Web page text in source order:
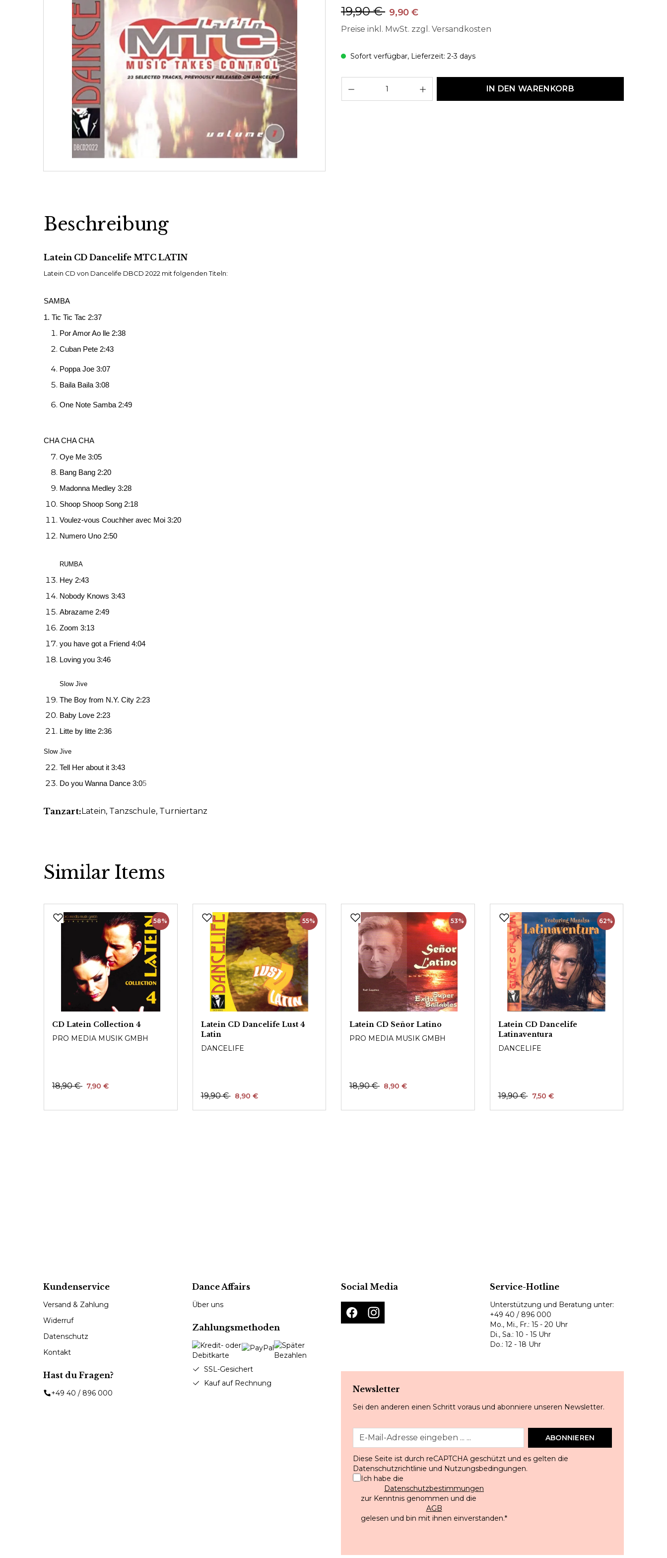
19,90 € 9,90 €
Preise inkl. MwSt. zzgl. Versandkosten
Sofort verfügbar, Lieferzeit: 2-3 days
IN DEN WARENKORB
Beschreibung
Latein CD Dancelife MTC LATIN
Latein CD von Dancelife DBCD 2022 mit folgenden Titeln:
SAMBA
1. Tic Tic Tac 2:37
Por Amor Ao lle 2:38
Cuban Pete 2:43
Poppa Joe 3:07
Baila Baila 3:08
One Note Samba 2:49
CHA CHA CHA
Oye Me 3:05
Bang Bang 2:20
Madonna Medley 3:28
Shoop Shoop Song 2:18
Voulez-vous Couchher avec Moi 3:20
Numero Uno 2:50
RUMBA
Hey 2:43
Nobody Knows 3:43
Abrazame 2:49
Zoom 3:13
you have got a Friend 4:04
Loving you 3:46
Slow Jive
The Boy from N.Y. City 2:23
Baby Love 2:23
Litte by litte 2:36
Slow Jive
Tell Her about it 3:43
Do you Wanna Dance 3:05
Tanzart: Latein, Tanzschule, Turniertanz
Similar Items
58%
CD Latein Collection 4
PRO MEDIA MUSIK GMBH
18,90 € 7,90 €
55%
Latein CD Dancelife Lust 4
Latin
DANCELIFE
19,90 € 8,90 €
53%
Latein CD Señor Latino
PRO MEDIA MUSIK GMBH
18,90 € 8,90 €
62%
Latein CD Dancelife
Latinaventura
DANCELIFE
19,90 € 7,50 €
Kundenservice
Versand & Zahlung
Widerruf
Datenschutz
Kontakt
Hast du Fragen?
+49 40 / 896 000
Dance Affairs
Über uns
Zahlungsmethoden
SSL-Gesichert
Kauf auf Rechnung
Social Media Service-Hotline
Unterstützung und Beratung unter:
+49 40 / 896 000
Mo., Mi., Fr.: 15 - 20 Uhr
Di., Sa.: 10 - 15 Uhr
Do.: 12 - 18 Uhr
Newsletter
Sei den anderen einen Schritt voraus und abonniere unseren Newsletter.
ABONNIEREN
Diese Seite ist durch reCAPTCHA geschützt und es gelten die
Datenschutzrichtlinie und Nutzungsbedingungen.
Ich habe die
Datenschutzbestimmungen
zur Kenntnis genommen und die
AGB
gelesen und bin mit ihnen einverstanden.*